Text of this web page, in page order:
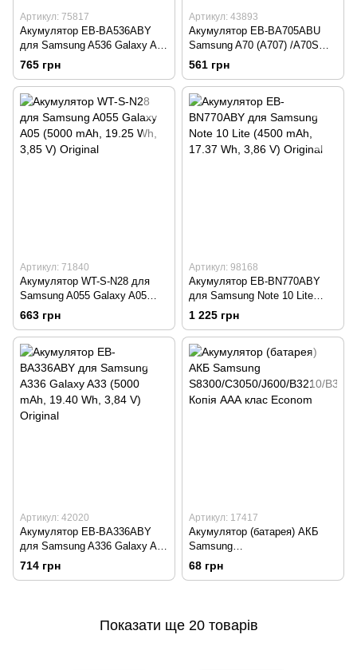
Артикул: 75817
Акумулятор EB-BA536ABY
для Samsung A536 Galaxy A53
(5000 mAh, 19.40 Wh, 3,88 V)
Original
765 грн
Артикул: 43893
Акумулятор EB-BA705ABU
Samsung A70 (A707) /A70S
(A705) (4500 mAh, 17.33 Wh,
3,85 V) Original
561 грн
Артикул: 71840
Акумулятор WT-S-N28 для
Samsung A055 Galaxy A05
(5000 mAh, 19.25 Wh, 3,85 V)
Original
663 грн
Артикул: 98168
Акумулятор EB-BN770ABY
для Samsung Note 10 Lite
(4500 mAh, 17.37 Wh, 3,86 V)
1 225 грн
Артикул: 42020
Акумулятор EB-BA336ABY
для Samsung A336 Galaxy A33
(5000 mAh, 19.40 Wh, 3,84 V)
Original
714 грн
Артикул: 17417
Акумулятор (батарея) АКБ
Samsung
S8300/C3050/J600/B3210/B331
0/M600 Копія ААА клас
68 грн
Показати ще 20 товарів